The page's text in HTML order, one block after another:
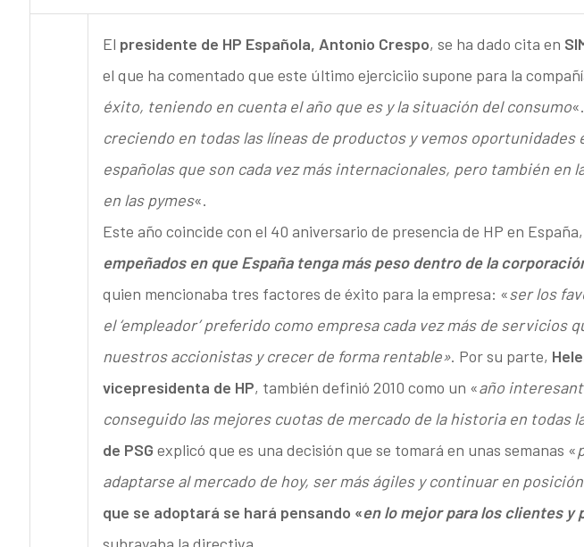
El presidente de HP Española, Antonio Crespo, se ha dado cita en
el que ha comentado que este último ejerciciio supone para la
éxito, teniendo en cuenta el año que es y la situación del consumo
creciendo en todas las líneas de productos y vemos oportunidades
españolas que son cada vez más internacionales, pero también en
en las pymes«.
Este año coincide con el 40 aniversario de presencia de HP en
empeñados en que España tenga más peso dentro de la
quien mencionaba tres factores de éxito para la empresa: «ser los
el ‘empleador’ preferido como empresa cada vez más de servicios
nuestros accionistas y crecer de forma rentable». Por su parte,
vicepresidenta de HP, también definió 2010 como un «año
conseguido las mejores cuotas de mercado de la historia en todas
de PSG explicó que es una decisión que se tomará en unas semanas «
adaptarse al mercado de hoy, ser más ágiles y continuar en
que se adoptará se hará pensando «en lo mejor para los clientes y